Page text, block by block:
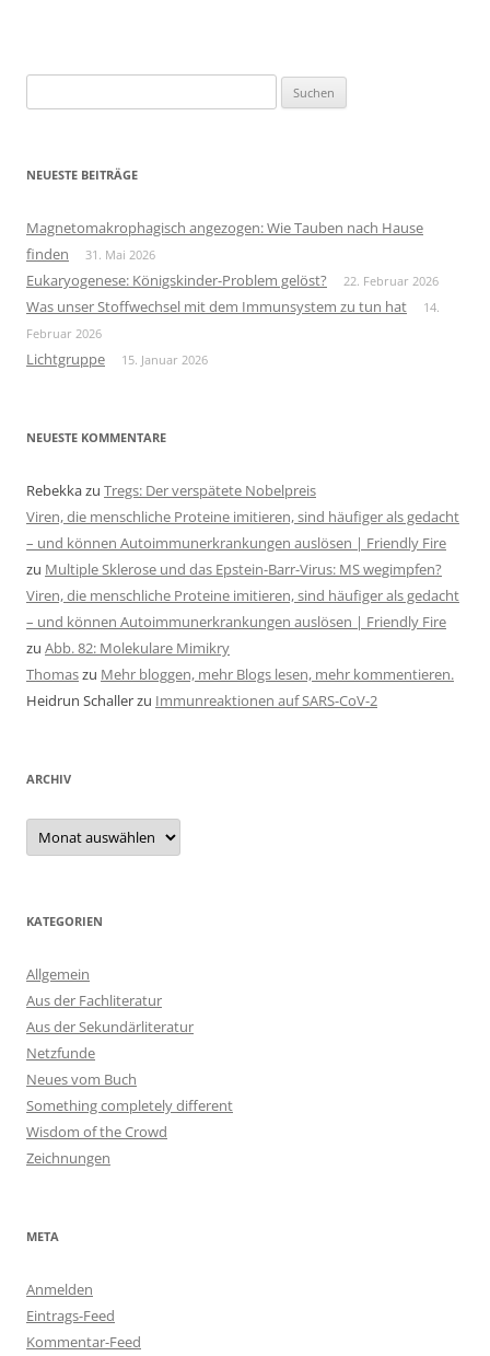
nach:
NEUESTE BEITRÄGE
Magnetomakrophagisch angezogen: Wie Tauben nach Hause
finden
31. Mai 2026
Eukaryogenese: Königskinder-Problem gelöst? 22. Februar 2026
Was unser Stoffwechsel mit dem Immunsystem zu tun hat
14.
Februar 2026
Lichtgruppe 15. Januar 2026
NEUESTE KOMMENTARE
Rebekkazu Tregs: Der verspätete Nobelpreis
Viren, die menschliche Proteine imitieren, sind häufiger als gedacht
– und können Autoimmunerkrankungen auslösen | Friendly Fire
zu Multiple Sklerose und das Epstein-Barr-Virus: MS wegimpfen?
Viren, die menschliche Proteine imitieren, sind häufiger als gedacht
– und können Autoimmunerkrankungen auslösen | Friendly Fire
zu Abb. 82: Molekulare Mimikry
Thomaszu Mehr bloggen, mehr Blogs lesen, mehr kommentieren.
Heidrun Schallerzu Immunreaktionen auf SARS-CoV-2
ARCHIV
Archiv
KATEGORIEN
Allgemein
Aus der Fachliteratur
Aus der Sekundärliteratur
Netzfunde
Neues vom Buch
Something completely different
Wisdom of the Crowd
Zeichnungen
META
Anmelden
Eintrags-Feed
Kommentar-Feed